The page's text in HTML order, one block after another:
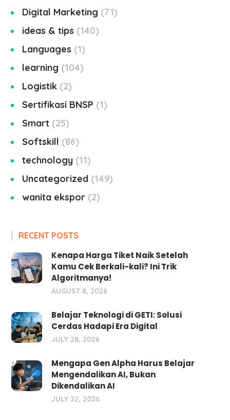
Digital Marketing
71
ideas & tips
140
Languages
1
learning
104
Logistik 2
Sertifikasi BNSP
1
Smart 25
Softskill
86
technology 11
Uncategorized 149
wanita ekspor 2
RECENT POSTS
Kenapa Harga Tiket Naik Setelah
Kamu Cek Berkali-kali? Ini Trik
Algoritmanya!
AUGUST 8, 2026
Belajar Teknologi di GETI: Solusi
Cerdas Hadapi Era Digital
JULY 28, 2026
Mengapa Gen Alpha Harus Belajar
Mengendalikan AI, Bukan
Dikendalikan AI
JULY 22, 2026